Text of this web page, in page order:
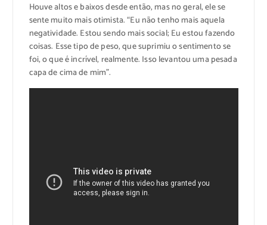
Houve altos e baixos desde então, mas no geral, ele se
sente muito mais otimista. “Eu não tenho mais aquela
negatividade. Estou sendo mais social; Eu estou fazendo
coisas. Esse tipo de peso, que suprimiu o sentimento se
foi, o que é incrível, realmente. Isso levantou uma pesada
capa de cima de mim”.